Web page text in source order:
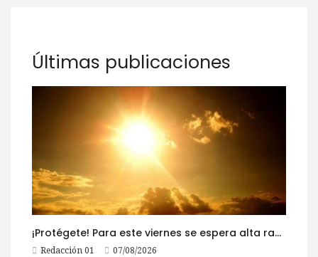
Últimas publicaciones
¡Protégete! Para este viernes se espera alta radiación solar
Redacción 01 07/08/2026